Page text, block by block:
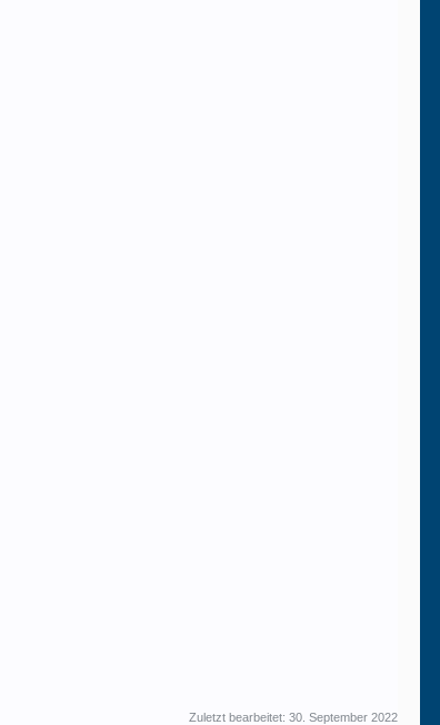
Zuletzt bearbeitet: 30. September 2022